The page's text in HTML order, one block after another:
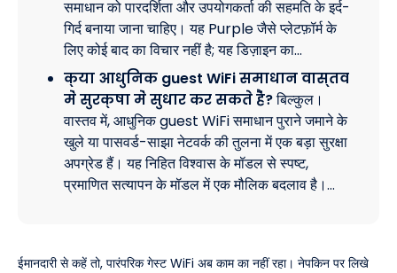
समाधान को पारदर्शिता और उपयोगकर्ता की सहमति के इर्द-
गिर्द बनाया जाना चाहिए। यह Purple जैसे प्लेटफ़ॉर्म के
लिए कोई बाद का विचार नहीं है; यह डिज़ाइन का…
क्या आधुनिक guest WiFi समाधान वास्तव
में सुरक्षा में सुधार कर सकते हैं?बिल्कुल।
वास्तव में, आधुनिक guest WiFi समाधान पुराने जमाने के
खुले या पासवर्ड-साझा नेटवर्क की तुलना में एक बड़ा सुरक्षा
अपग्रेड हैं। यह निहित विश्वास के मॉडल से स्पष्ट,
प्रमाणित सत्यापन के मॉडल में एक मौलिक बदलाव है।…
ईमानदारी से कहें तो, पारंपरिक गेस्ट WiFi अब काम का नहीं रहा। नेपकिन पर लिखे